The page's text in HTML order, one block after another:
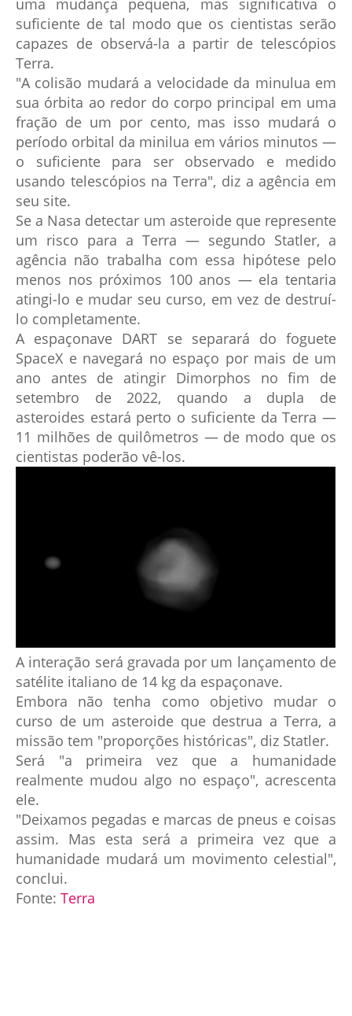
uma mudança pequena, mas significativa o
suficiente de tal modo que os cientistas serão
capazes de observá-la a partir de telescópios
Terra.
"A colisão mudará a velocidade da minulua em
sua órbita ao redor do corpo principal em uma
fração de um por cento, mas isso mudará o
período orbital da minilua em vários minutos —
o suficiente para ser observado e medido
usando telescópios na Terra", diz a agência em
seu site.
Se a Nasa detectar um asteroide que represente
um risco para a Terra — segundo Statler, a
agência não trabalha com essa hipótese pelo
menos nos próximos 100 anos — ela tentaria
atingi-lo e mudar seu curso, em vez de destruí-
lo completamente.
A espaçonave DART se separará do foguete
SpaceX e navegará no espaço por mais de um
ano antes de atingir Dimorphos no fim de
setembro de 2022, quando a dupla de
asteroides estará perto o suficiente da Terra —
11 milhões de quilômetros — de modo que os
cientistas poderão vê-los.
A interação será gravada por um lançamento de
satélite italiano de 14 kg da espaçonave.
Embora não tenha como objetivo mudar o
curso de um asteroide que destrua a Terra, a
missão tem "proporções históricas", diz Statler.
Será "a primeira vez que a humanidade
realmente mudou algo no espaço", acrescenta
ele.
"Deixamos pegadas e marcas de pneus e coisas
assim. Mas esta será a primeira vez que a
humanidade mudará um movimento celestial",
conclui.
Fonte: Terra